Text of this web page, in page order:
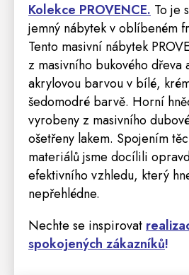
Kolekce PROVENCE. To je
jemný nábytek v oblíbeném
Tento masivní nábytek
z masivního bukového dřeva
akrylovou barvou v bílé,
šedomodré barvě. Horní
vyrobeny z masivního
ošetřeny lakem. Spojením
materiálů jsme docílili
efektivního vzhledu, který
nepřehlédne.
Nechte se inspirovat r
spokojených zákazníků!